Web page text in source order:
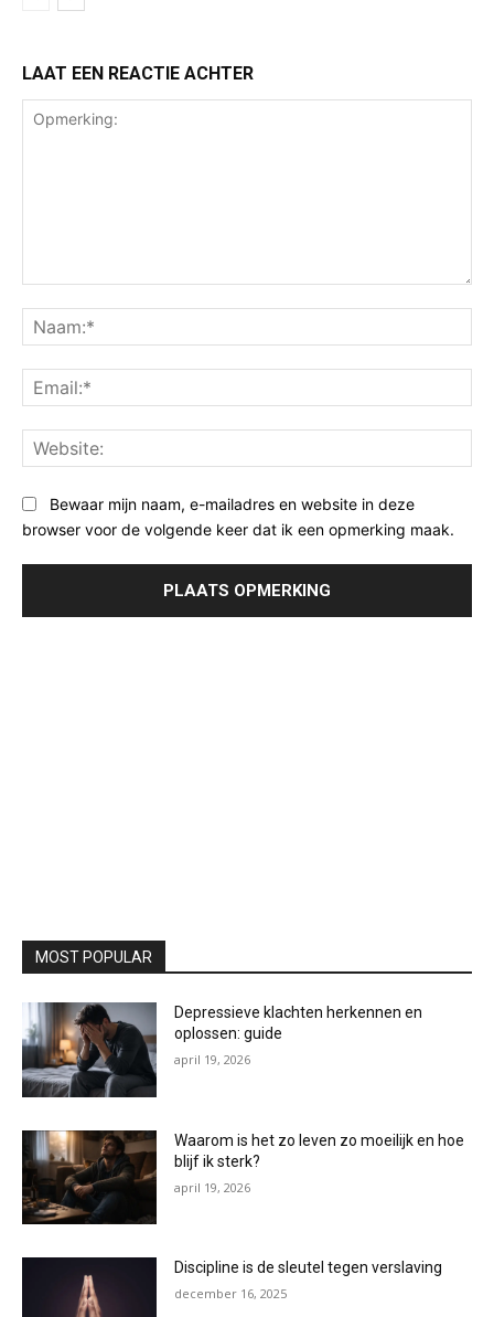
LAAT EEN REACTIE ACHTER
Bewaar mijn naam, e-mailadres en website in deze
browser voor de volgende keer dat ik een opmerking maak.
MOST POPULAR
Depressieve klachten herkennen en
oplossen: guide
april 19, 2026
Waarom is het zo leven zo moeilijk en hoe
blijf ik sterk?
april 19, 2026
Discipline is de sleutel tegen verslaving
december 16, 2025